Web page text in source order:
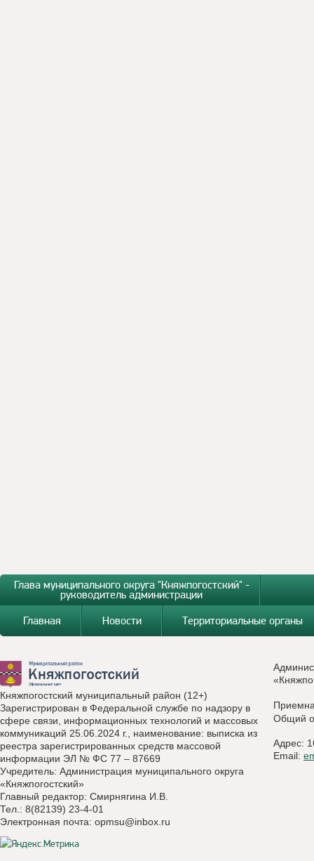
Глава муниципального округа "Княжпогостский" -
руководитель администрации
Главная
Новости Территориальные органы
Княжпогостский муниципальный район (12+)
Зарегистрирован в Федеральной службе по надзору в
сфере связи, информационных технологий и массовых
коммуникаций 25.06.2024 г., наименование: выписка из
реестра зарегистрированных средств массовой
информации ЭЛ № ФС 77 – 87669
Учредитель: Администрация муниципального округа
«Княжпогостский»
Главный редактор: Смирнягина И.В.
Тел.: 8(82139) 23-4-01
Электронная почта: opmsu@inbox.ru
Общий
Адрес:
Email: